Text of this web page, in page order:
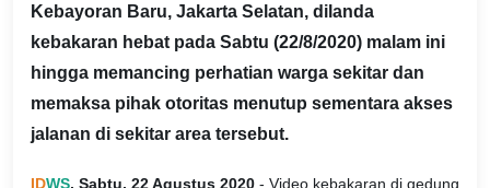
Kebayoran Baru, Jakarta Selatan, dilanda
kebakaran hebat pada Sabtu (22/8/2020) malam ini
hingga memancing perhatian warga sekitar dan
memaksa pihak otoritas menutup sementara akses
jalanan di sekitar area tersebut.
IDWS, Sabtu, 22 Agustus 2020 - Video kebakaran di gedung